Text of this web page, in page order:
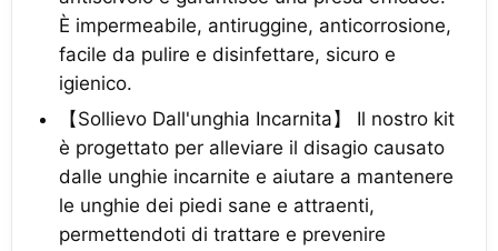
È impermeabile, antiruggine, anticorrosione,
facile da pulire e disinfettare, sicuro e
igienico.
【Sollievo Dall'unghia Incarnita】 Il nostro kit
è progettato per alleviare il disagio causato
dalle unghie incarnite e aiutare a mantenere
le unghie dei piedi sane e attraenti,
permettendoti di trattare e prevenire